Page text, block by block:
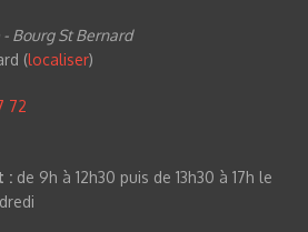
Bourg St Bernard
(localiser)
72
: de 9h à 12h30 puis de 13h30 à 17h le